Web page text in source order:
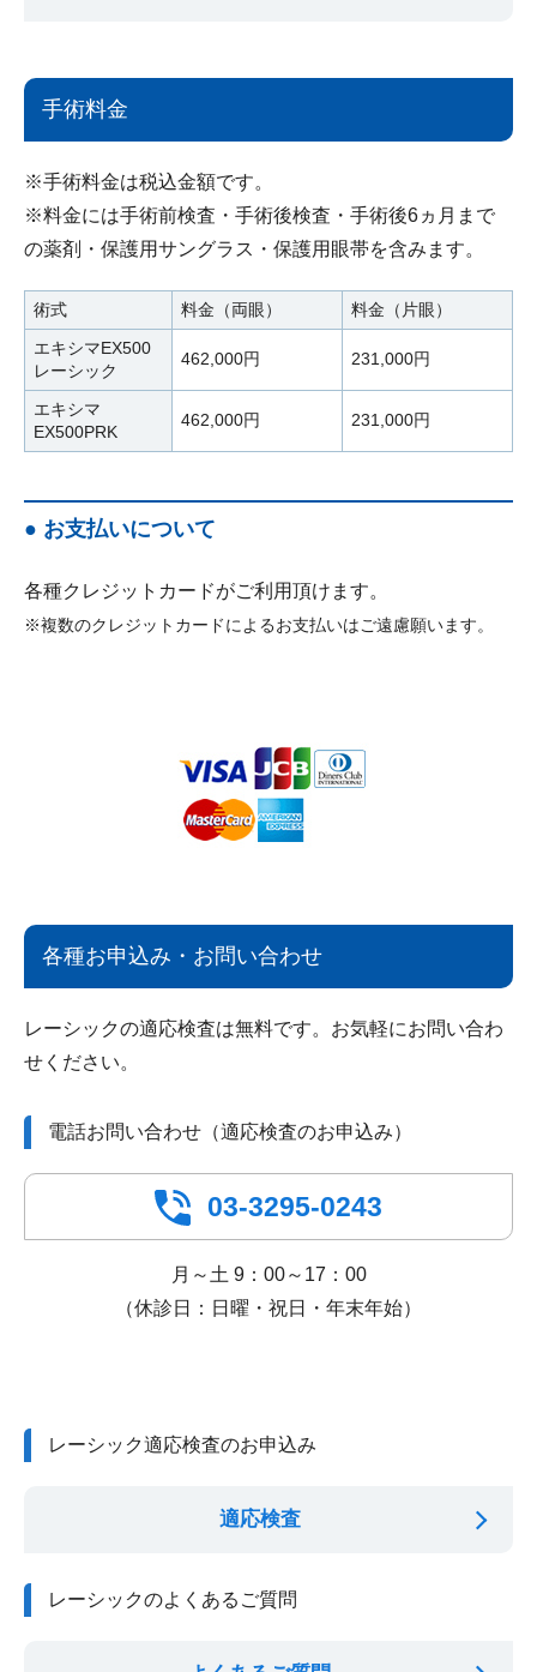
手術料金
※手術料金は税込金額です。
※料金には手術前検査・手術後検査・手術後6ヵ月まで
の薬剤・保護用サングラス・保護用眼帯を含みます。
術式 料金（両眼）
料金（片眼）
エキシマEX500
レーシック
462,000円 231,000円
エキシマ
EX500PRK
462,000円 231,000円
● お支払いについて
各種クレジットカードがご利用頂けます。
※複数のクレジットカードによるお支払いはご遠慮願います。
各種お申込み・お問い合わせ
レーシックの適応検査は無料です。お気軽にお問い合わ
せください。
電話お問い合わせ（適応検査のお申込み）
03-3295-0243
月～土 9：00～17：00
（休診日：日曜・祝日・年末年始）
レーシック適応検査のお申込み
適応検査
レーシックのよくあるご質問